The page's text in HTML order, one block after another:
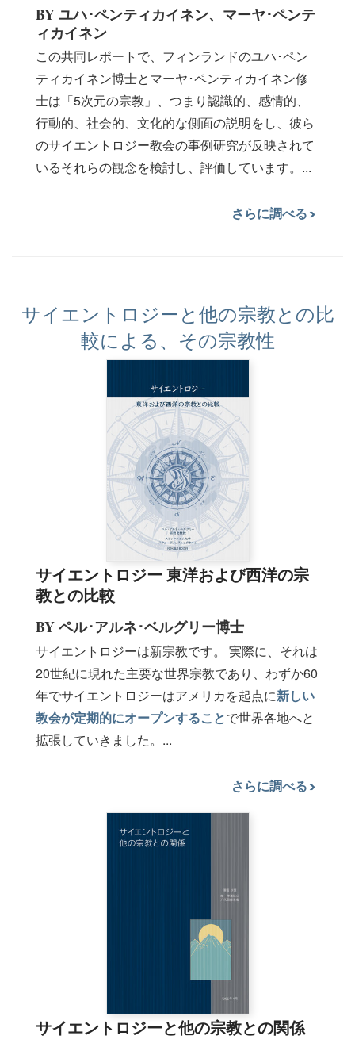
BY ユハ･ペンティカイネン、マーヤ･ペンテ
ィカイネン
この共同レポートで、フィンランドのユハ･ペン
ティカイネン博士とマーヤ･ペンティカイネン修
士は「5次元の宗教」、つまり認識的、感情的、
行動的、社会的、文化的な側面の説明をし、彼ら
のサイエントロジー教会の事例研究が反映されて
いるそれらの観念を検討し、評価しています。...
さらに調べる
サイエントロジーと他の宗教との比
較による、その宗教性
サイエントロジー 東洋および西洋の宗
教との比較
BY ペル･アルネ･ベルグリー博士
サイエントロジーは新宗教です。 実際に、それは
20世紀に現れた主要な世界宗教であり、わずか60
年でサイエントロジーはアメリカを起点に新しい
教会が定期的にオープンすることで世界各地へと
拡張していきました。...
さらに調べる
サイエントロジーと他の宗教との関係